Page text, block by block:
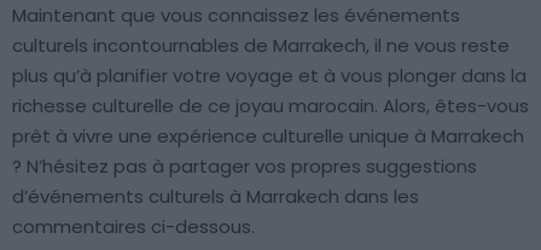
Maintenant que vous connaissez les événements
culturels incontournables de Marrakech, il ne vous reste
plus qu’à planifier votre voyage et à vous plonger dans la
richesse culturelle de ce joyau marocain. Alors, êtes-vous
prêt à vivre une expérience culturelle unique à Marrakech
? N’hésitez pas à partager vos propres suggestions
d’événements culturels à Marrakech dans les
commentaires ci-dessous.